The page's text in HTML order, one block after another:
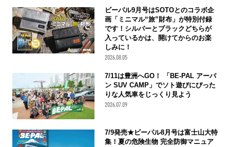
ビーパル9月号はSOTOとのコラボ企
画「ミニマル“旅”財布」が特別付録
です！シルバーとブラックどちらが
入っているかは、開けてからのお楽
しみに！
2026.08.05
7/11は豊洲へGO！ 「BE-PAL アーバ
ン SUV CAMP」でソト遊びにぴった
りな人気車をじっくり見よう
2026.07.09
7/9発売★ビーパル8月号は富士山大特
集！夏の危険生物 完全防御マニュア